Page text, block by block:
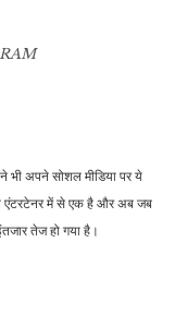
अपने सोशल मीडिया पर ये
एंटरटेनर में से एक है और अब जब
तेज हो गया है।